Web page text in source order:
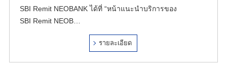
SBI Remit NEOBANK ได้ที่ “หน้าแนะนำบริการของ
SBI Remit NEOB…
รายละเอียด